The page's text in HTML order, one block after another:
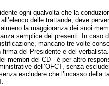
ogni qualvolta che la
delle trattande, deve
la maggioranza dei suoi
semplice dei presenti. In caso
mancano tre volte
del Presidente e del verbalista.
membri del CD - è per altro
dell’OFCT, senza
escludere che l’incasso